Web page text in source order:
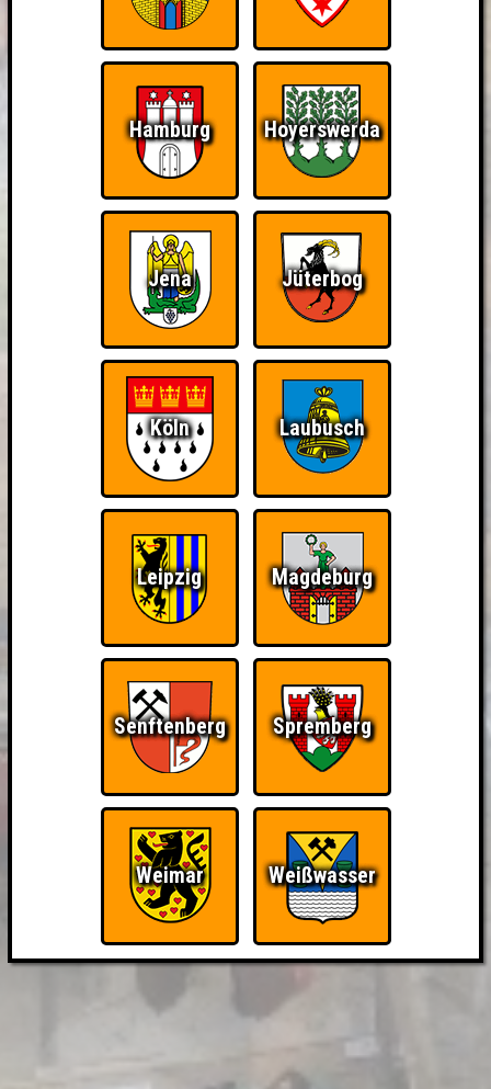
Hamburg Hoyerswerda
Jena Jüterbog
Köln Laubusch
Leipzig Magdeburg
Senftenberg Spremberg
Weimar Weißwasser